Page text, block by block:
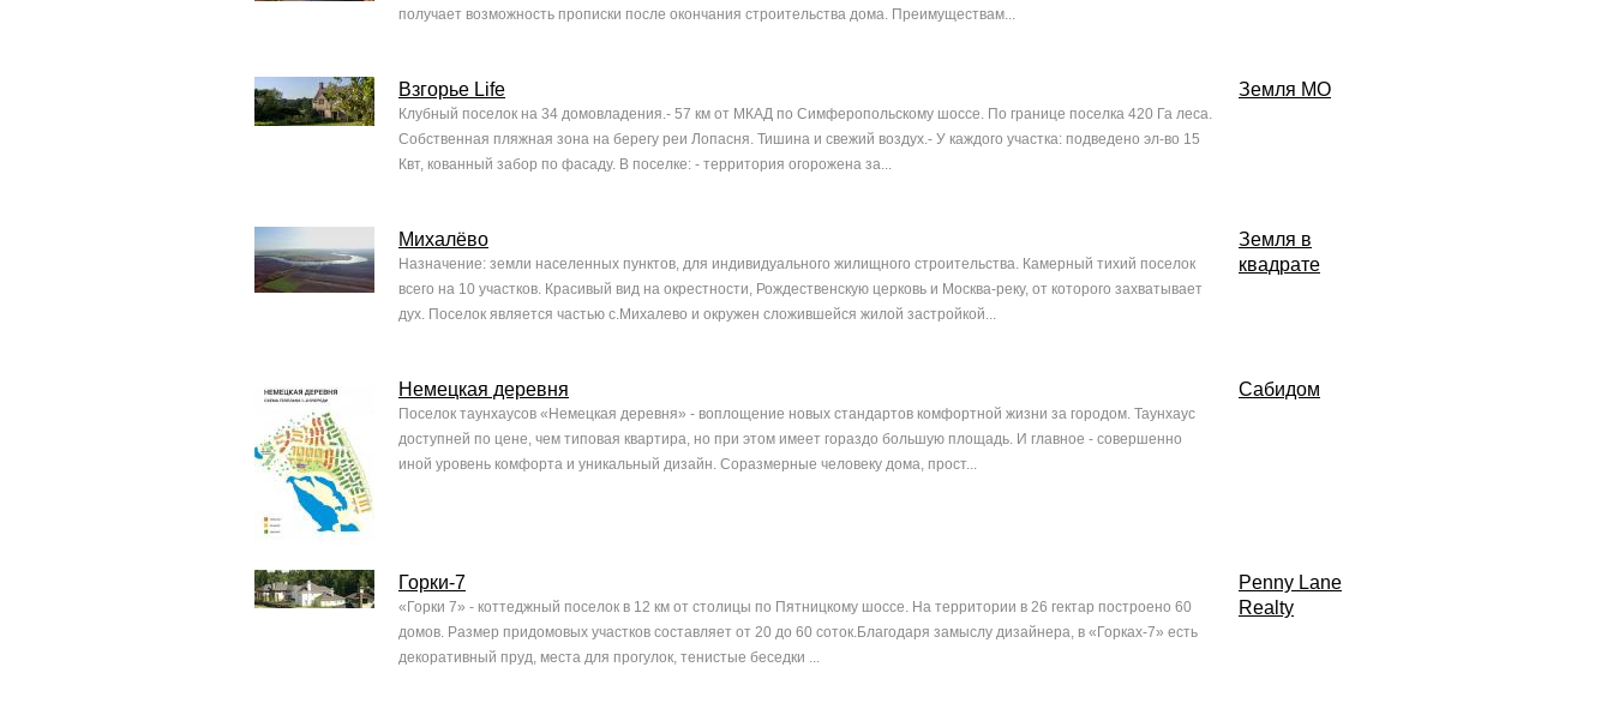
получает возможность прописки после окончания строительства дома. Преимуществам...
Взгорье Life
Клубный поселок на 34 домовладения.- 57 км от МКАД по Симферопольскому шоссе. По границе поселка 420 Га леса.
Собственная пляжная зона на берегу реи Лопасня. Тишина и свежий воздух.- У каждого участка: подведено эл-во 15
Квт, кованный забор по фасаду. В поселке: - территория огорожена за...
Земля МО
Михалёво
Назначение: земли населенных пунктов, для индивидуального жилищного строительства. Камерный тихий поселок
всего на 10 участков. Красивый вид на окрестности, Рождественскую церковь и Москва-реку, от которого захватывает
дух. Поселок является частью с.Михалево и окружен сложившейся жилой застройкой...
Земля в
квадрате
Немецкая деревня
Поселок таунхаусов «Немецкая деревня» - воплощение новых стандартов комфортной жизни за городом. Таунхаус
доступней по цене, чем типовая квартира, но при этом имеет гораздо большую площадь. И главное - совершенно
иной уровень комфорта и уникальный дизайн. Соразмерные человеку дома, прост...
Сабидом
Горки-7
«Горки 7» - коттеджный поселок в 12 км от столицы по Пятницкому шоссе. На территории в 26 гектар построено 60
домов. Размер придомовых участков составляет от 20 до 60 соток.Благодаря замыслу дизайнера, в «Горках-7» есть
декоративный пруд, места для прогулок, тенистые беседки ...
Penny Lane
Realty